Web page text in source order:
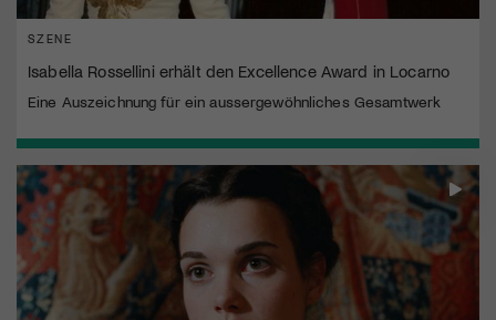
SZENE
Isabella Rossellini erhält den Excellence Award in Locarno
Eine Auszeichnung für ein aussergewöhnliches Gesamtwerk